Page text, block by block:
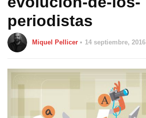
periodistas
Miquel Pellicer 14 septiembre, 2016